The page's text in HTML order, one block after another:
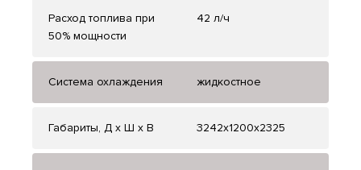
Расход топлива при
50% мощности
42 л/ч
Система охлаждения жидкостное
Габариты, Д x Ш x В 3242x1200x2325